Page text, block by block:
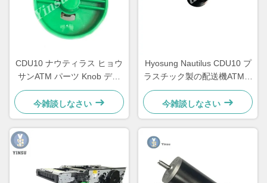
CDU10 ナウティラス ヒョウ
サンATM パーツ Knob ディ
スペンサー 7310000709
OEM
今雑談しなさい
Hyosung Nautilus CDU10 プ
ラスチック製の配送機ATMロ
ーラー自動キャラ機 部品
今雑談しなさい